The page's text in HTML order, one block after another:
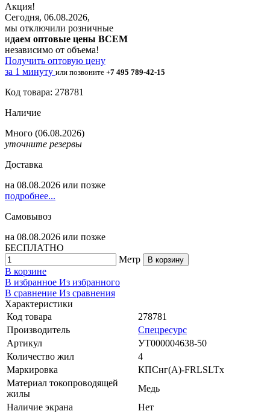
Акция!
Сегодня, 06.08.2026,
мы отключили розничные
идаем оптовые цены ВСЕМ
независимо от объема!
Получить оптовую цену
за 1 минуту или позвоните +7 495 789-42-15
Код товара: 278781
Наличие
Много (06.08.2026)
уточните резервы
Доставка
на 08.08.2026 или позже
подробнее...
Самовывоз
на 08.08.2026 или позже
БЕСПЛАТНО
Метр
В корзину
В корзине
В избранное Из избранного
В сравнение Из сравнения
Характеристики
Код товара
278781
Производитель
Спецресурс
Артикул
УТ000004638-50
Количество жил
4
Маркировка
КПСнг(A)-FRLSLTx
Материал токопроводящей
жилы
Медь
Наличие экрана
Нет